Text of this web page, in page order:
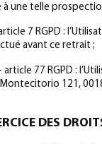
à une telle
7 RGPD :
avant ce retrait ;
article 77 RGPD :
121,
DES